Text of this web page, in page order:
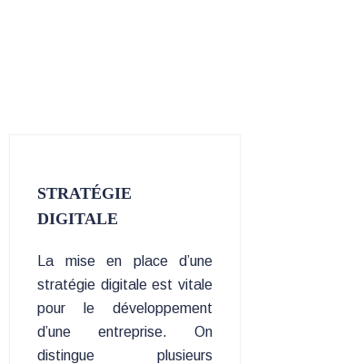
STRATÉGIE
DIGITALE
La mise en place d’une
stratégie digitale est vitale
pour le développement
d’une entreprise. On
distingue plusieurs